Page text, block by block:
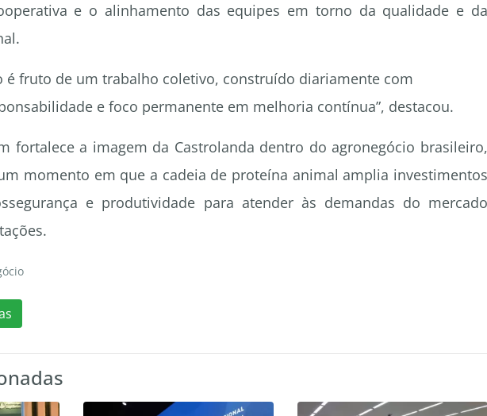
e o alinhamento das equipes em torno da qualidade e da
é fruto de um trabalho coletivo, construído diariamente com
e foco permanente em melhoria contínua”, destacou.
fortalece a imagem da Castrolanda dentro do agronegócio brasileiro,
momento em que a cadeia de proteína animal amplia investimentos
e produtividade para atender às demandas do mercado